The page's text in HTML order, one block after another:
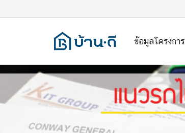
ข้อมูลโครงการ